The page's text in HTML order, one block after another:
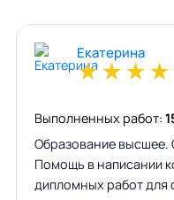
Екатерина
★★★★
Выполненных работ:
Образование высшее.
Помощь в написании
дипломных работ для